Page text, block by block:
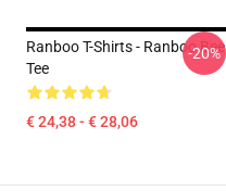
Ranboo T-Shirts - Ranboo Bee
Tee
€ 24,38 - € 28,06
-20%